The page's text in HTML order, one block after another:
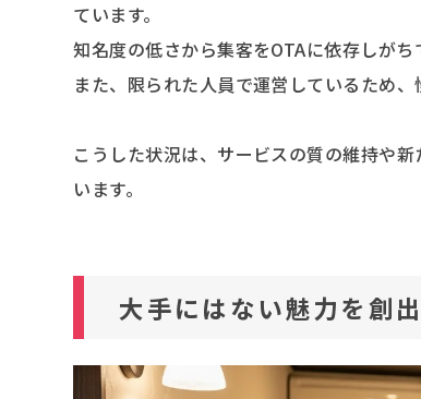
ています。
知名度の低さから集客をOTAに依存しが
また、限られた人員で運営しているため
こうした状況は、サービスの質の維持や
います。
大手にはない魅力を創